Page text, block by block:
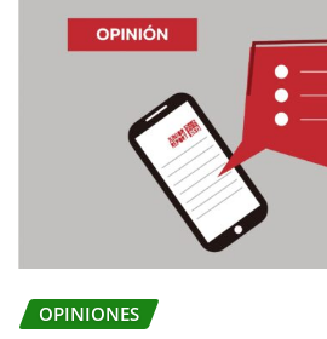
OPINIONES